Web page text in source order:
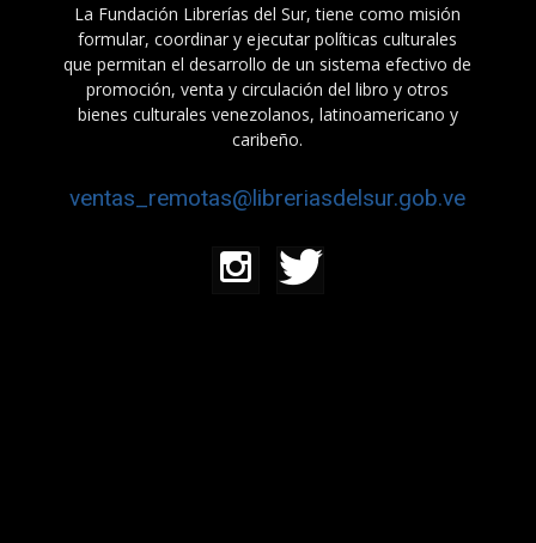
La Fundación Librerías del Sur, tiene como misión
formular, coordinar y ejecutar políticas culturales
que permitan el desarrollo de un sistema efectivo de
promoción, venta y circulación del libro y otros
bienes culturales venezolanos, latinoamericano y
caribeño.
ventas_remotas@libreriasdelsur.gob.ve